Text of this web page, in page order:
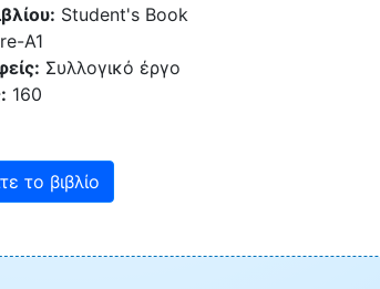
Student's Book
A1
Συλλογικό έργο
160
το βιβλίο